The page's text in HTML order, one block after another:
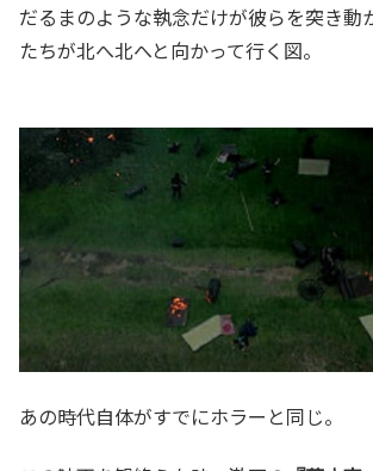
だるまのような執念だけが彼らを突き動
たちが北へ北へと向かって行く図。
あの時代自体がすでにホラーと同じ。